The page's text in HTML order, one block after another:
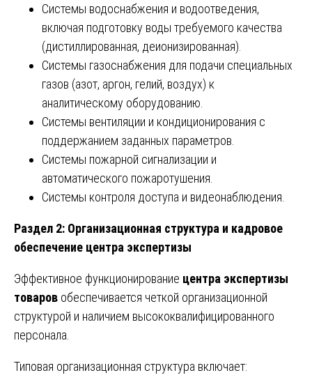
Системы водоснабжения и водоотведения,
включая подготовку воды требуемого качества
(дистиллированная, деионизированная).
Системы газоснабжения для подачи специальных
газов (азот, аргон, гелий, воздух) к
аналитическому оборудованию.
Системы вентиляции и кондиционирования с
поддержанием заданных параметров.
Системы пожарной сигнализации и
автоматического пожаротушения.
Системы контроля доступа и видеонаблюдения.
Раздел 2: Организационная структура и кадровое
обеспечение центра экспертизы
Эффективное функционирование центра экспертизы
товаров обеспечивается четкой организационной
структурой и наличием высококвалифицированного
персонала.
Типовая организационная структура включает: